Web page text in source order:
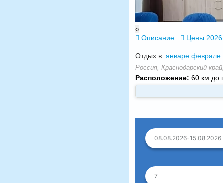
‹›
Описание Цены
Отдых в: январе феврале
Россия, Краснодарский
Расположение: 60 км до
08.08.2026-15.08.2026
7